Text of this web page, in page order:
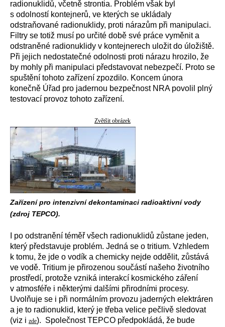
radionuklidů, včetně strontia. Problém však byl
s odolností kontejnerů, ve kterých se ukládaly
odstraňované radionuklidy, proti nárazům při manipulaci.
Filtry se totiž musí po určité době své práce vyměnit a
odstraněné radionuklidy v kontejnerech uložit do úložiště.
Při jejich nedostatečné odolnosti proti nárazu hrozilo, že
by mohly při manipulaci představovat nebezpečí. Proto se
spuštění tohoto zařízení zpozdilo. Koncem února
konečně Úřad pro jadernou bezpečnost NRA povolil plný
testovací provoz tohoto zařízení.
Zvětšit obrázek
Zařízení pro intenzivní dekontaminaci radioaktivní vody
(zdroj TEPCO).
I po odstranění téměř všech radionuklidů zůstane jeden,
který představuje problém. Jedná se o tritium. Vzhledem
k tomu, že jde o vodík a chemicky nejde oddělit, zůstává
ve vodě. Tritium je přirozenou součástí našeho životního
prostředí, protože vzniká interakcí kosmického záření
v atmosféře i některými dalšími přirodními procesy.
Uvolňuje se i při normálním provozu jaderných elektráren
a je to radionuklid, který je třeba velice pečlivě sledovat
(viz i zde). Společnost TEPCO předpokládá, že bude